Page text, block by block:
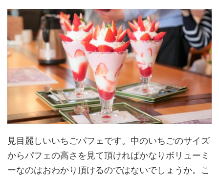
見目麗しいいちごパフェです。中のいちごのサイズ
からパフェの高さを見て頂ければかなりボリューミ
ーなのはおわかり頂けるのではないでしょうか。こ